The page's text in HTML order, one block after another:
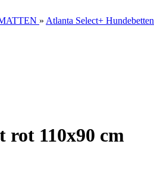
» Atlanta Select+ Hundebetten
rot 110x90 cm